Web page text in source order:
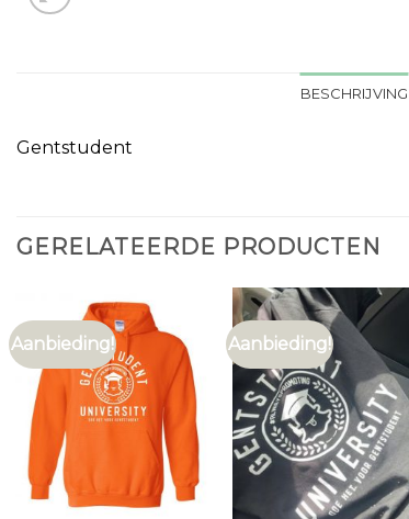
BESCHRIJVING
Gentstudent
GERELATEERDE PRODUCTEN
Aanbieding! Aanbieding!